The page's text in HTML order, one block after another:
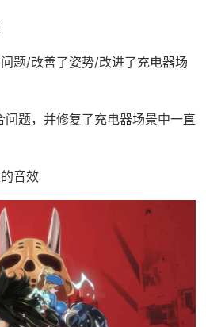
题/改善了姿势/改进了充电器场
题，并修复了充电器场景中一直
音效